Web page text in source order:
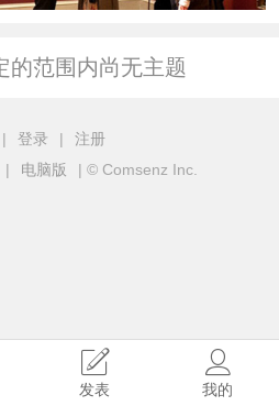
的范围内尚无主题
| 登录 |
注册
| 电脑版 | © Comsenz Inc.
发表 我的